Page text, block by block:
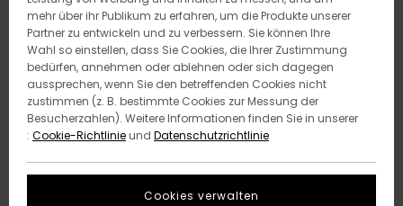
mehr über ihr Publikum zu erfahren, um die Produkte unserer
Partner zu entwickeln und zu verbessern. Sie können Ihre
Wahl so einstellen, dass Sie Cookies, die Ihrer Zustimmung
bedürfen, annehmen oder ablehnen oder sich dagegen
aussprechen, wenn Sie den betreffenden Cookies nicht
zustimmen (z. B. bestimmte Cookies zur Messung der
Besucherzahlen). Weitere Informationen finden Sie in unserer
: Cookie-Richtlinieund Datenschutzrichtlinie
Cookies verwalten